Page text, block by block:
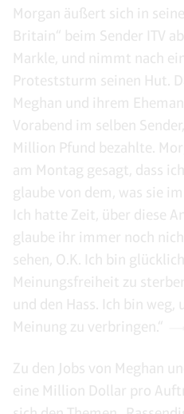
Morgan äußert sich in
Britain“ beim Sender ITV
Markle, und nimmt nach
Proteststurm seinen Hut.
Meghan und ihrem
Vorabend im selben
Million Pfund bezahlte.
am Montag gesagt, dass
glaube von dem, was sie
Ich hatte Zeit, über diese
glaube ihr immer noch
sehen, O.K. Ich bin
Meinungsfreiheit zu
und den Hass. Ich bin
Meinung zu verbringen.“
Zu den Jobs von Meghan
eine Million Dollar pro